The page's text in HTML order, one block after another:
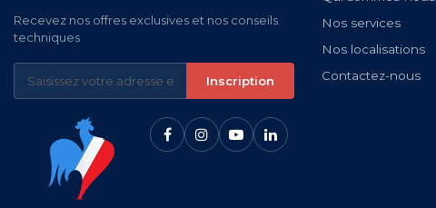
Recevez nos offres exclusives et nos conseils
techniques
Inscription
Nos services
Nos localisations
Contactez-nous